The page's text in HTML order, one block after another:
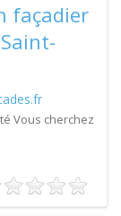
façadier
Vous cherchez